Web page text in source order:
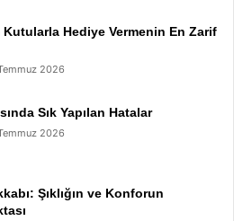
Kutularla Hediye Vermenin En Zarif
2026
Sık Yapılan Hatalar
2026
Şıklığın ve Konforun